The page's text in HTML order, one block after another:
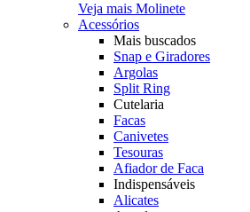
Veja mais Molinete
Acessórios
Mais buscados
Snap e Giradores
Argolas
Split Ring
Cutelaria
Facas
Canivetes
Tesouras
Afiador de Faca
Indispensáveis
Alicates